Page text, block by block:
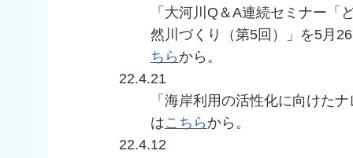
「大河川Q＆A連続セミナー「
然川づくり（第5回）」を5月
ちら から。
22.4.21
「海岸利用の活性化に向けた
はこちら から。
22.4.12